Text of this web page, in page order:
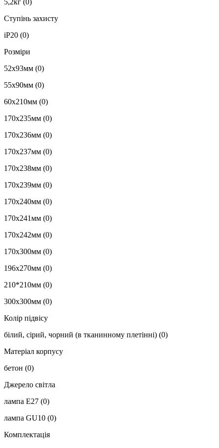
Ступінь захисту
iP20 (0)
Розміри
52х93мм (0)
55х90мм (0)
60х210мм (0)
170х235мм (0)
170х236мм (0)
170х237мм (0)
170х238мм (0)
170х239мм (0)
170х240мм (0)
170х241мм (0)
170х242мм (0)
170х300мм (0)
196х270мм (0)
210*210мм (0)
300х300мм (0)
Колір підвісу
білий, сірий, чорний (в тканинному плетінні) (0)
Матеріал корпусу
бетон (0)
Джерело світла
лампа E27 (0)
лампа GU10 (0)
Комплектація